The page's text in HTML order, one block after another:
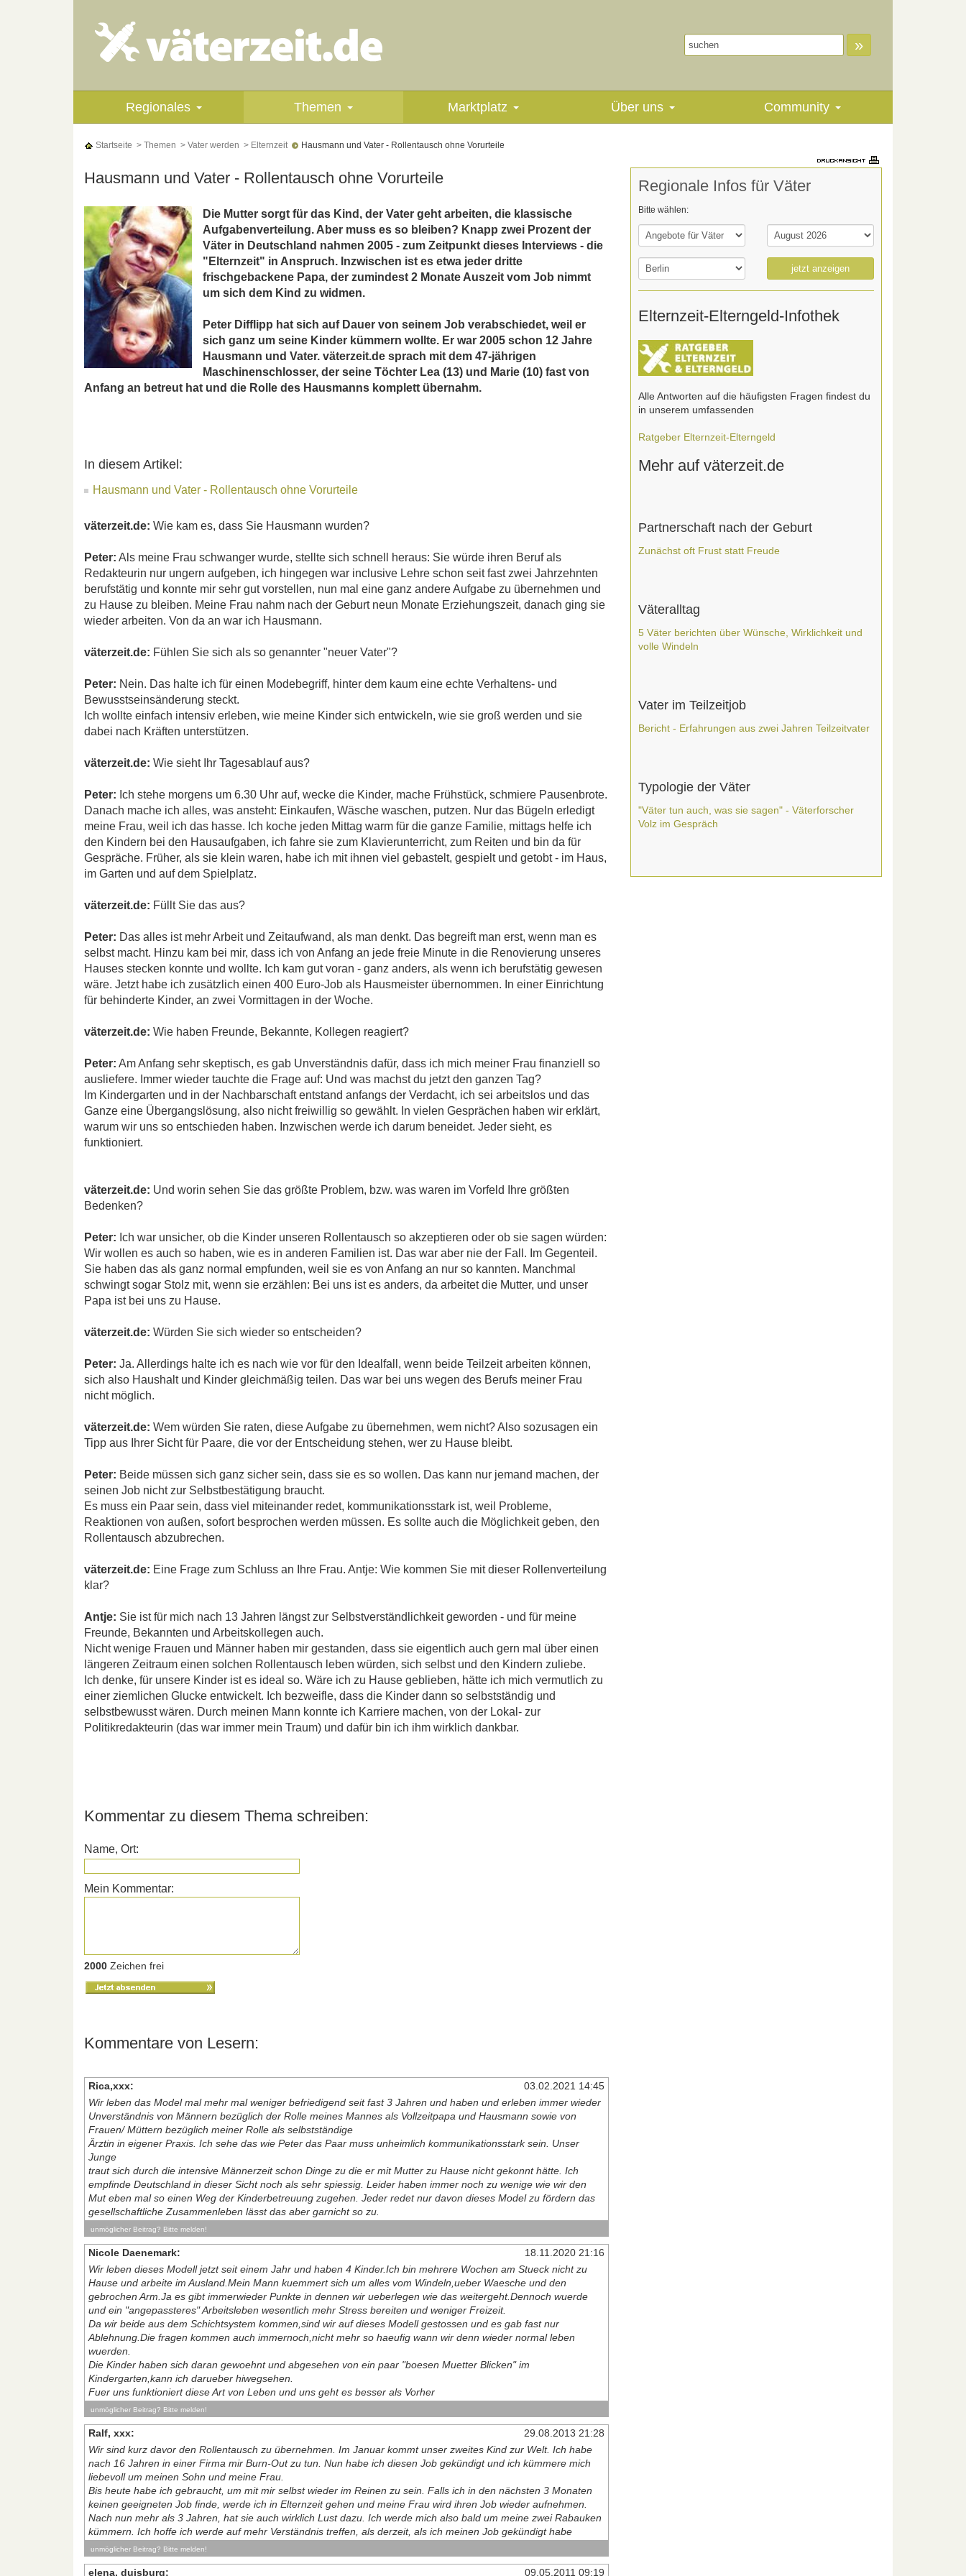
»
Regionales Themen Marktplatz Über uns Community
Startseite > Themen > Vater werden > Elternzeit Hausmann und Vater - Rollentausch ohne Vorurteile
Hausmann und Vater - Rollentausch ohne Vorurteile
Die Mutter sorgt für das Kind, der Vater geht arbeiten, die klassische
Aufgabenverteilung. Aber muss es so bleiben? Knapp zwei Prozent der
Väter in Deutschland nahmen 2005 - zum Zeitpunkt dieses Interviews - die
"Elternzeit" in Anspruch. Inzwischen ist es etwa jeder dritte
frischgebackene Papa, der zumindest 2 Monate Auszeit vom Job nimmt
um sich dem Kind zu widmen.
Peter Difflipp hat sich auf Dauer von seinem Job verabschiedet, weil er
sich ganz um seine Kinder kümmern wollte. Er war 2005 schon 12 Jahre
Hausmann und Vater. väterzeit.de sprach mit dem 47-jährigen
Maschinenschlosser, der seine Töchter Lea (13) und Marie (10) fast von
Anfang an betreut hat und die Rolle des Hausmanns komplett übernahm.
In diesem Artikel:
Hausmann und Vater - Rollentausch ohne Vorurteile
väterzeit.de: Wie kam es, dass Sie Hausmann wurden?
Peter: Als meine Frau schwanger wurde, stellte sich schnell heraus: Sie würde ihren Beruf als
Redakteurin nur ungern aufgeben, ich hingegen war inclusive Lehre schon seit fast zwei Jahrzehnten
berufstätig und konnte mir sehr gut vorstellen, nun mal eine ganz andere Aufgabe zu übernehmen und
zu Hause zu bleiben. Meine Frau nahm nach der Geburt neun Monate Erziehungszeit, danach ging sie
wieder arbeiten. Von da an war ich Hausmann.
väterzeit.de: Fühlen Sie sich als so genannter "neuer Vater"?
Peter: Nein. Das halte ich für einen Modebegriff, hinter dem kaum eine echte Verhaltens- und
Bewusstseinsänderung steckt.
Ich wollte einfach intensiv erleben, wie meine Kinder sich entwickeln, wie sie groß werden und sie
dabei nach Kräften unterstützen.
väterzeit.de: Wie sieht Ihr Tagesablauf aus?
Peter: Ich stehe morgens um 6.30 Uhr auf, wecke die Kinder, mache Frühstück, schmiere Pausenbrote.
Danach mache ich alles, was ansteht: Einkaufen, Wäsche waschen, putzen. Nur das Bügeln erledigt
meine Frau, weil ich das hasse. Ich koche jeden Mittag warm für die ganze Familie, mittags helfe ich
den Kindern bei den Hausaufgaben, ich fahre sie zum Klavierunterricht, zum Reiten und bin da für
Gespräche. Früher, als sie klein waren, habe ich mit ihnen viel gebastelt, gespielt und getobt - im Haus,
im Garten und auf dem Spielplatz.
väterzeit.de: Füllt Sie das aus?
Peter: Das alles ist mehr Arbeit und Zeitaufwand, als man denkt. Das begreift man erst, wenn man es
selbst macht. Hinzu kam bei mir, dass ich von Anfang an jede freie Minute in die Renovierung unseres
Hauses stecken konnte und wollte. Ich kam gut voran - ganz anders, als wenn ich berufstätig gewesen
wäre. Jetzt habe ich zusätzlich einen 400 Euro-Job als Hausmeister übernommen. In einer Einrichtung
für behinderte Kinder, an zwei Vormittagen in der Woche.
väterzeit.de: Wie haben Freunde, Bekannte, Kollegen reagiert?
Peter: Am Anfang sehr skeptisch, es gab Unverständnis dafür, dass ich mich meiner Frau finanziell so
ausliefere. Immer wieder tauchte die Frage auf: Und was machst du jetzt den ganzen Tag?
Im Kindergarten und in der Nachbarschaft entstand anfangs der Verdacht, ich sei arbeitslos und das
Ganze eine Übergangslösung, also nicht freiwillig so gewählt. In vielen Gesprächen haben wir erklärt,
warum wir uns so entschieden haben. Inzwischen werde ich darum beneidet. Jeder sieht, es
funktioniert.
väterzeit.de: Und worin sehen Sie das größte Problem, bzw. was waren im Vorfeld Ihre größten
Bedenken?
Peter: Ich war unsicher, ob die Kinder unseren Rollentausch so akzeptieren oder ob sie sagen würden:
Wir wollen es auch so haben, wie es in anderen Familien ist. Das war aber nie der Fall. Im Gegenteil.
Sie haben das als ganz normal empfunden, weil sie es von Anfang an nur so kannten. Manchmal
schwingt sogar Stolz mit, wenn sie erzählen: Bei uns ist es anders, da arbeitet die Mutter, und unser
Papa ist bei uns zu Hause.
väterzeit.de: Würden Sie sich wieder so entscheiden?
Peter: Ja. Allerdings halte ich es nach wie vor für den Idealfall, wenn beide Teilzeit arbeiten können,
sich also Haushalt und Kinder gleichmäßig teilen. Das war bei uns wegen des Berufs meiner Frau
nicht möglich.
väterzeit.de: Wem würden Sie raten, diese Aufgabe zu übernehmen, wem nicht? Also sozusagen ein
Tipp aus Ihrer Sicht für Paare, die vor der Entscheidung stehen, wer zu Hause bleibt.
Peter: Beide müssen sich ganz sicher sein, dass sie es so wollen. Das kann nur jemand machen, der
seinen Job nicht zur Selbstbestätigung braucht.
Es muss ein Paar sein, dass viel miteinander redet, kommunikationsstark ist, weil Probleme,
Reaktionen von außen, sofort besprochen werden müssen. Es sollte auch die Möglichkeit geben, den
Rollentausch abzubrechen.
väterzeit.de: Eine Frage zum Schluss an Ihre Frau. Antje: Wie kommen Sie mit dieser Rollenverteilung
klar?
Antje: Sie ist für mich nach 13 Jahren längst zur Selbstverständlichkeit geworden - und für meine
Freunde, Bekannten und Arbeitskollegen auch.
Nicht wenige Frauen und Männer haben mir gestanden, dass sie eigentlich auch gern mal über einen
längeren Zeitraum einen solchen Rollentausch leben würden, sich selbst und den Kindern zuliebe.
Ich denke, für unsere Kinder ist es ideal so. Wäre ich zu Hause geblieben, hätte ich mich vermutlich zu
einer ziemlichen Glucke entwickelt. Ich bezweifle, dass die Kinder dann so selbstständig und
selbstbewusst wären. Durch meinen Mann konnte ich Karriere machen, von der Lokal- zur
Politikredakteurin (das war immer mein Traum) und dafür bin ich ihm wirklich dankbar.
Kommentar zu diesem Thema schreiben:
Name, Ort:
Mein Kommentar:
2000 Zeichen frei
Kommentare von Lesern:
Rica,xxx:
03.02.2021 14:45
Wir leben das Model mal mehr mal weniger befriedigend seit fast 3 Jahren und haben und erleben immer wieder
Unverständnis von Männern bezüglich der Rolle meines Mannes als Vollzeitpapa und Hausmann sowie von
Frauen/ Müttern bezüglich meiner Rolle als selbstständige
Ärztin in eigener Praxis. Ich sehe das wie Peter das Paar muss unheimlich kommunikationsstark sein. Unser
Junge
traut sich durch die intensive Männerzeit schon Dinge zu die er mit Mutter zu Hause nicht gekonnt hätte. Ich
empfinde Deutschland in dieser Sicht noch als sehr spiessig. Leider haben immer noch zu wenige wie wir den
Mut eben mal so einen Weg der Kinderbetreuung zugehen. Jeder redet nur davon dieses Model zu fördern das
gesellschaftliche Zusammenleben lässt das aber garnicht so zu.
unmöglicher Beitrag? Bitte melden!
Nicole Daenemark:
18.11.2020 21:16
Wir leben dieses Modell jetzt seit einem Jahr und haben 4 Kinder.Ich bin mehrere Wochen am Stueck nicht zu
Hause und arbeite im Ausland.Mein Mann kuemmert sich um alles vom Windeln,ueber Waesche und den
gebrochen Arm.Ja es gibt immerwieder Punkte in dennen wir ueberlegen wie das weitergeht.Dennoch wuerde
und ein "angepassteres" Arbeitsleben wesentlich mehr Stress bereiten und weniger Freizeit.
Da wir beide aus dem Schichtsystem kommen,sind wir auf dieses Modell gestossen und es gab fast nur
Ablehnung.Die fragen kommen auch immernoch,nicht mehr so haeufig wann wir denn wieder normal leben
wuerden.
Die Kinder haben sich daran gewoehnt und abgesehen von ein paar "boesen Muetter Blicken" im
Kindergarten,kann ich darueber hiwegsehen.
Fuer uns funktioniert diese Art von Leben und uns geht es besser als Vorher
unmöglicher Beitrag? Bitte melden!
Ralf, xxx:
29.08.2013 21:28
Wir sind kurz davor den Rollentausch zu übernehmen. Im Januar kommt unser zweites Kind zur Welt. Ich habe
nach 16 Jahren in einer Firma mir Burn-Out zu tun. Nun habe ich diesen Job gekündigt und ich kümmere mich
liebevoll um meinen Sohn und meine Frau.
Bis heute habe ich gebraucht, um mit mir selbst wieder im Reinen zu sein. Falls ich in den nächsten 3 Monaten
keinen geeigneten Job finde, werde ich in Elternzeit gehen und meine Frau wird ihren Job wieder aufnehmen.
Nach nun mehr als 3 Jahren, hat sie auch wirklich Lust dazu. Ich werde mich also bald um meine zwei Rabauken
kümmern. Ich hoffe ich werde auf mehr Verständnis treffen, als derzeit, als ich meinen Job gekündigt habe
unmöglicher Beitrag? Bitte melden!
elena, duisburg: 09.05.2011 09:19
Regionale Infos für Väter
Bitte wählen:
jetzt anzeigen
Elternzeit-Elterngeld-Infothek
Alle Antworten auf die häufigsten Fragen findest du
in unserem umfassenden
Ratgeber Elternzeit-Elterngeld
Mehr auf väterzeit.de
Partnerschaft nach der Geburt
Zunächst oft Frust statt Freude
Väteralltag
5 Väter berichten über Wünsche, Wirklichkeit und
volle Windeln
Vater im Teilzeitjob
Bericht - Erfahrungen aus zwei Jahren Teilzeitvater
Typologie der Väter
"Väter tun auch, was sie sagen" - Väterforscher
Volz im Gespräch